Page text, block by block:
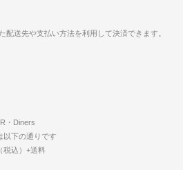
配送先や支払い方法を利用して決済できます。
・Diners
の通りです
+送料